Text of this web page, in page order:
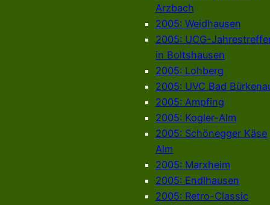
Arzbach
2005: Weidhausen
2005: UCG-
in Boltshausen
2005: Lohberg
2005: UVC Bad
2005: Ampfing
2005: Kogler-Alm
2005: Schönegger Käse
Alm
2005: Marxheim
2005: Endlhausen
2005: Retro-Classic